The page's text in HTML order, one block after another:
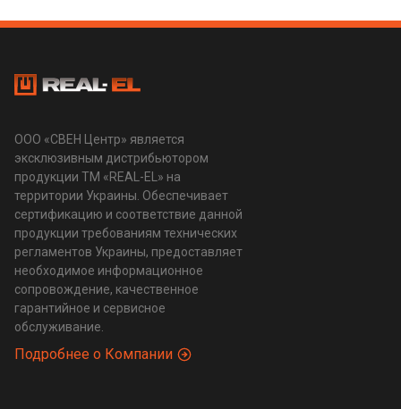
ООО «СВЕН Центр» является
эксклюзивным дистрибьютором
продукции ТМ «REAL-EL» на
территории Украины. Обеспечивает
сертификацию и соответствие данной
продукции требованиям технических
регламентов Украины, предоставляет
необходимое информационное
сопровождение, качественное
гарантийное и сервисное
обслуживание.
Подробнее о Компании